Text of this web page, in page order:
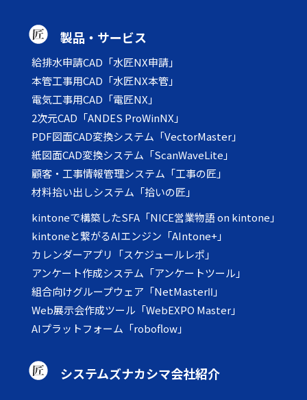
製品・サービス
給排水申請CAD「水匠NX申請」
本管工事用CAD「水匠NX本管」
電気工事用CAD「電匠NX」
2次元CAD「ANDES ProWinNX」
PDF図面CAD変換システム「VectorMaster」
紙図面CAD変換システム「ScanWaveLite」
顧客・工事情報管理システム「工事の匠」
材料拾い出しシステム「拾いの匠」
kintoneで構築したSFA「NICE営業物語 on kintone」
kintoneと繋がるAIエンジン「AIntone+」
カレンダーアプリ「スケジュールレポ」
アンケート作成システム「アンケートツール」
組合向けグループウェア「NetMasterⅡ」
Web展示会作成ツール「WebEXPO Master」
AIプラットフォーム「roboflow」
システムズナカシマ会社紹介